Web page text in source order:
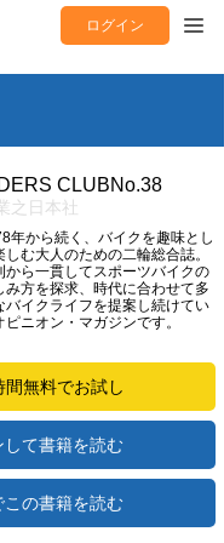
ログイン
CLUBNo.38
之日本社
年から続く、バイクを趣味とし
しむ大人のための二輪総合誌。
から一貫してスポーツバイクの
み方を探求、時代に合わせて多
バイクライフを提案し続けてい
ピニオン・マガジンです。
間無料でお試し
して書籍を読む
この書籍を読む